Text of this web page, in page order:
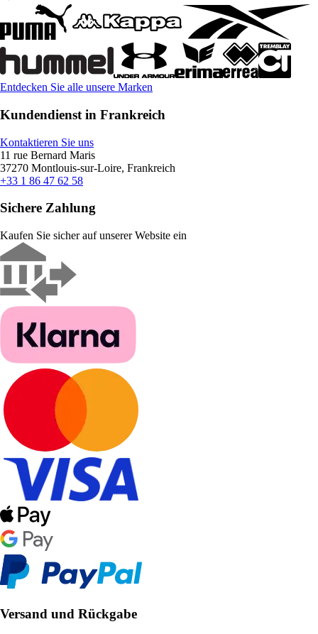
Entdecken Sie alle unsere Marken
Kundendienst in Frankreich
Kontaktieren Sie uns
11 rue Bernard Maris
37270 Montlouis-sur-Loire, Frankreich
+33 1 86 47 62 58
Sichere Zahlung
Kaufen Sie sicher auf unserer Website ein
Versand und Rückgabe